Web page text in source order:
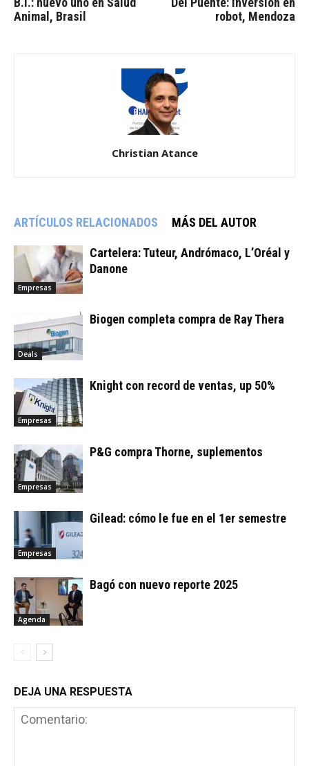
Animal, Brasil
robot, Mendoza
Christian Atance
ARTÍCULOS RELACIONADOS MÁS DEL AUTOR
Empresas
Cartelera: Tuteur, Andrómaco, L’Oréal y
Danone
Deals
Biogen completa compra de Ray Thera
Empresas
Knight con record de ventas, up 50%
Empresas
P&G compra Thorne, suplementos
Empresas
Gilead: cómo le fue en el 1er semestre
Agenda
Bagó con nuevo reporte 2025
DEJA UNA RESPUESTA